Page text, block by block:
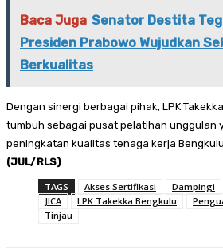
Baca Juga Senator Destita
Presiden Prabowo Wujudkan
Berkualitas
Dengan sinergi berbagai pihak, LPK
tumbuh sebagai pusat pelatihan unggulan
peningkatan kualitas tenaga kerja
(JUL/RLS)
TAGS Akses Sertifikasi Dampingi
JICA
LPK Takekka Bengkulu
Tinjau